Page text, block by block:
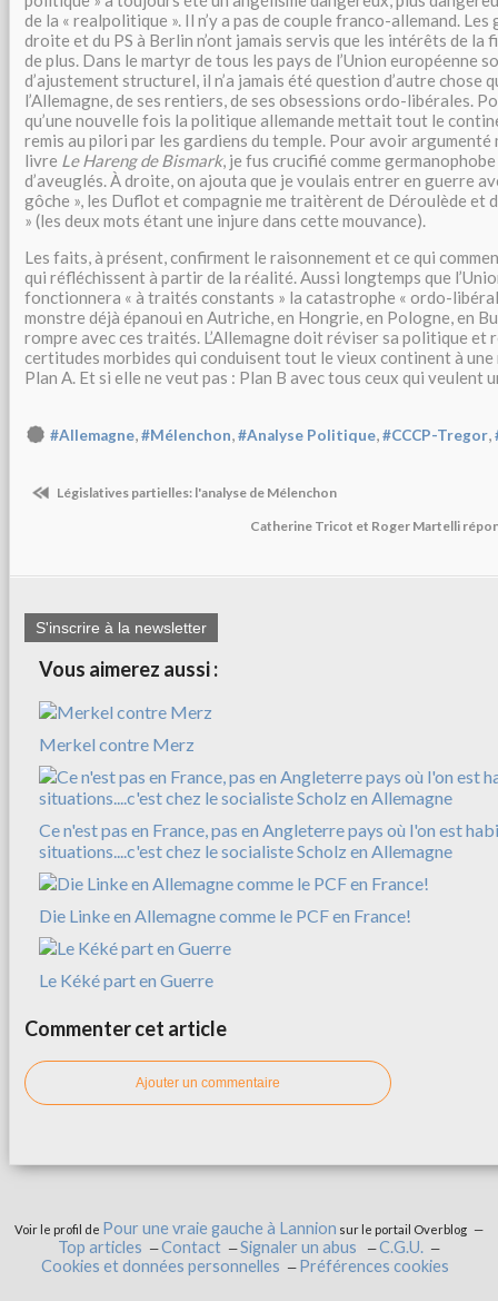
de la « realpolitique ». Il n’y a pas de couple franco-allemand.
droite et du PS à Berlin n’ont jamais servis que les intérêts de la
de plus. Dans le martyr de tous les pays de l’Union européenne
d’ajustement structurel, il n’a jamais été question d’autre chose
l’Allemagne, de ses rentiers, de ses obsessions ordo-libérales.
qu’une nouvelle fois la politique allemande mettait tout le
remis au pilori par les gardiens du temple. Pour avoir argumenté
livre Le Hareng de Bismark, je fus crucifié comme
d’aveuglés. À droite, on ajouta que je voulais entrer en guerre
gôche », les Duflot et compagnie me traitèrent de Déroulède et
» (les deux mots étant une injure dans cette mouvance).
Les faits, à présent, confirment le raisonnement et ce qui
qui réfléchissent à partir de la réalité. Aussi longtemps que
fonctionnera « à traités constants » la catastrophe « ordo-
monstre déjà épanoui en Autriche, en Hongrie, en Pologne, en
rompre avec ces traités. L’Allemagne doit réviser sa politique et
certitudes morbides qui conduisent tout le vieux continent à une
Plan A. Et si elle ne veut pas : Plan B avec tous ceux qui veulent
#Allemagne,#Mélenchon,#Analyse Politique,#CCCP-Tregor,
Législatives partielles: l'analyse de Mélenchon
Catherine Tricot et Roger Martelli
S'inscrire à la newsletter
Vous aimerez aussi :
Merkel contre Merz
Ce n'est pas en France, pas en Angleterre pays où l'on est
situations....c'est chez le socialiste Scholz en Allemagne
Die Linke en Allemagne comme le PCF en France!
Le Kéké part en Guerre
Commenter cet article
Ajouter un commentaire
Voir le profil de Pour une vraie gauche à Lannion sur le portail Overblog
Top articles Contact Signaler un abus
C.G.U.
Cookies et données personnelles
Préférences cookies